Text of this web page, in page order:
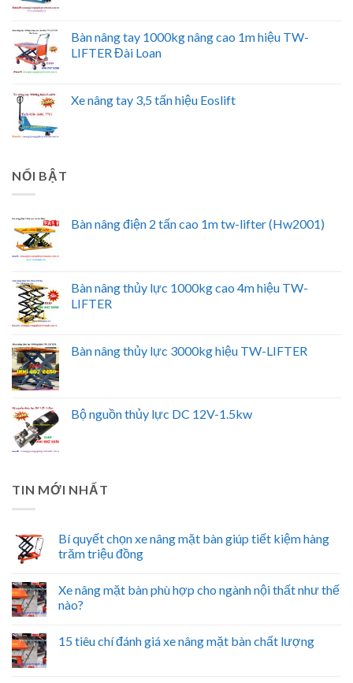
Bàn nâng tay 1000kg nâng cao 1m hiệu TW-
LIFTER Đài Loan
Xe nâng tay 3,5 tấn hiệu Eoslift
NỔI BẬT
Bàn nâng điện 2 tấn cao 1m tw-lifter (Hw2001)
Bàn nâng thủy lực 1000kg cao 4m hiệu TW-
LIFTER
Bàn nâng thủy lực 3000kg hiệu TW-LIFTER
Bộ nguồn thủy lực DC 12V-1.5kw
TIN MỚI NHẤT
Bí quyết chọn xe nâng mặt bàn giúp tiết kiệm hàng
trăm triệu đồng
Xe nâng mặt bàn phù hợp cho ngành nội thất như thế
nào?
15 tiêu chí đánh giá xe nâng mặt bàn chất lượng